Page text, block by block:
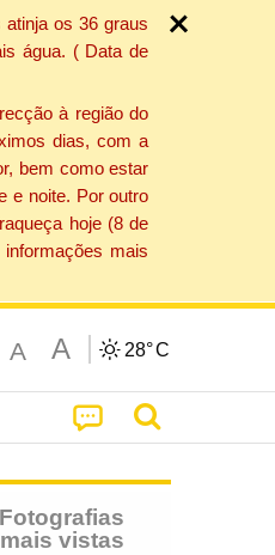
os 36 graus
água. ( Data de
à região do
dias, com a
bem como estar
e noite. Por outro
hoje (8 de
mais
A A 28°C
Fotografias
mais vistas